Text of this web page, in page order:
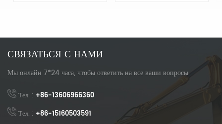
СВЯЗАТЬСЯ С НАМИ
Мы онлайн 7*24 часа, чтобы ответить на все ваши вопросы
Тел. : +86-13606966360
Тел. : +86-15160503591